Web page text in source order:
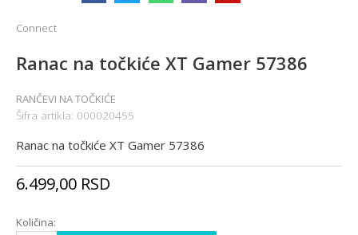
Connect
Ranac na točkiće XT Gamer 57386
RANČEVI NA TOČKIĆE
Šifra artikla: 000020455
Ranac na točkiće XT Gamer 57386
6.499,00 RSD
Količina: